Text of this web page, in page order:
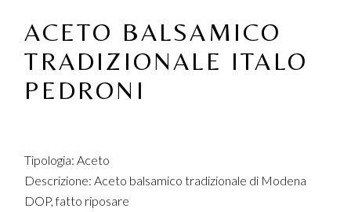
ACETO BALSAMICO
TRADIZIONALE ITALO
PEDRONI
Tipologia: Aceto
Descrizione: Aceto balsamico tradizionale di Modena
DOP, fatto riposare